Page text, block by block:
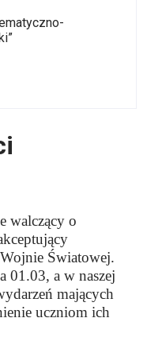
walczący o
Światowej.
01.03, a w naszej
mających
uczniom ich